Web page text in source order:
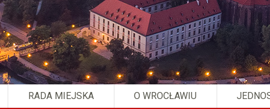
RADA MIEJSKA O WROCŁAWIU